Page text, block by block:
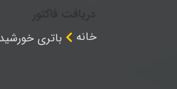
خانه
باتری